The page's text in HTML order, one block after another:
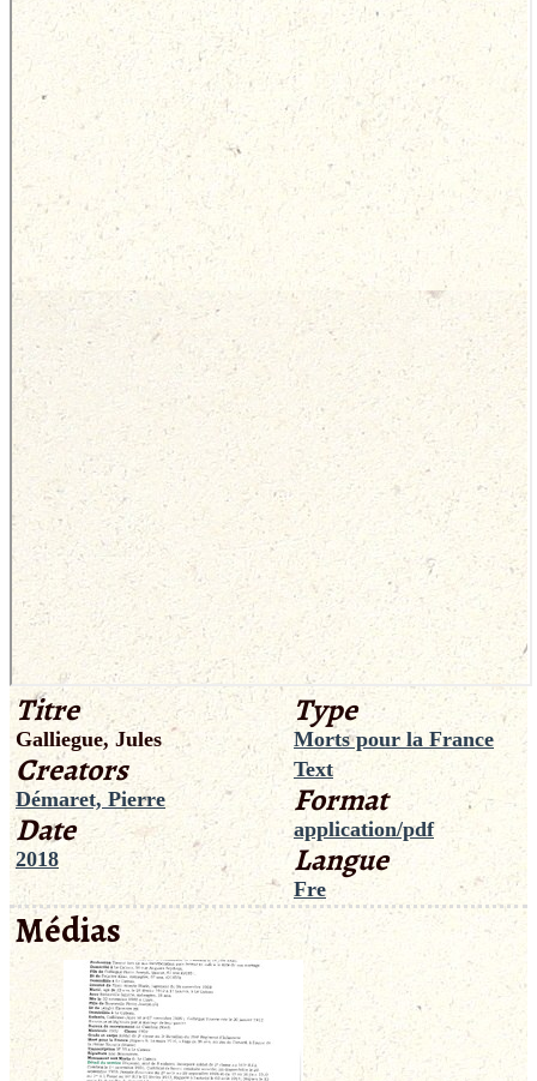
Titre
Galliegue, Jules
Creators
Démaret, Pierre
Date
2018
Type
Morts pour la France
Text
Format
application/pdf
Langue
Fre
Médias